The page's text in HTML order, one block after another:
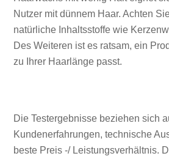
Nutzer mit dünnem Haar. Achten
natürliche Inhaltsstoffe wie
Des Weiteren ist es ratsam, ein
zu Ihrer Haarlänge passt.
Die Testergebnisse beziehen sich
Kundenerfahrungen, technische
beste Preis -/ Leistungsverhältnis.